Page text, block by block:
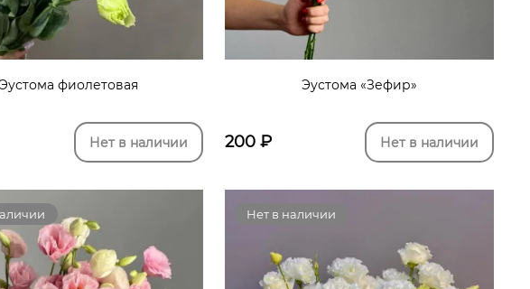
Эустома фиолетовая
Нет в наличии
Эустома «Зефир»
200₽ Нет в наличии
Нет в наличии